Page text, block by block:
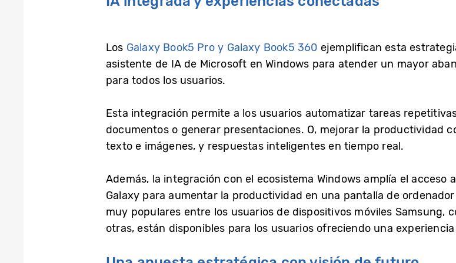
Los Galaxy Book5 Pro y Galaxy Book5 360 ejemplifican esta
asistente de IA de Microsoft en Windows para atender un mayor
para todos los usuarios.
Esta integración permite a los usuarios automatizar tareas
documentos o generar presentaciones. O, mejorar la productividad
texto e imágenes, y respuestas inteligentes en tiempo real.
Además, la integración con el ecosistema Windows amplía el acceso
Galaxy para aumentar la productividad en una pantalla de
muy populares entre los usuarios de dispositivos móviles Samsung,
otras, están disponibles para los usuarios ofreciendo una